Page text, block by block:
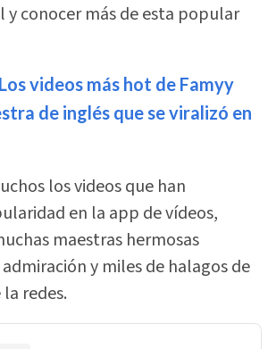
y conocer más de esta popular
Los videos más hot de Famyy
de inglés que se viralizó en
los videos que han
en la app de vídeos,
maestras hermosas
y miles de halagos de
redes.